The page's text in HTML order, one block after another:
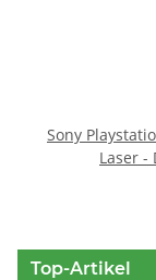
Sony
Laser -
Top-Artikel